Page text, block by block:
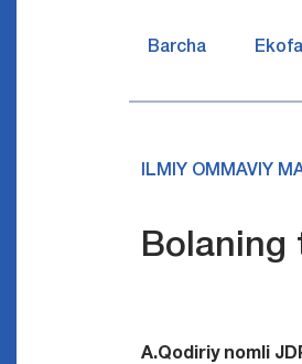
Barcha
ILMIY OMMAVIY
Bolaning
A.Qodiriy nomli